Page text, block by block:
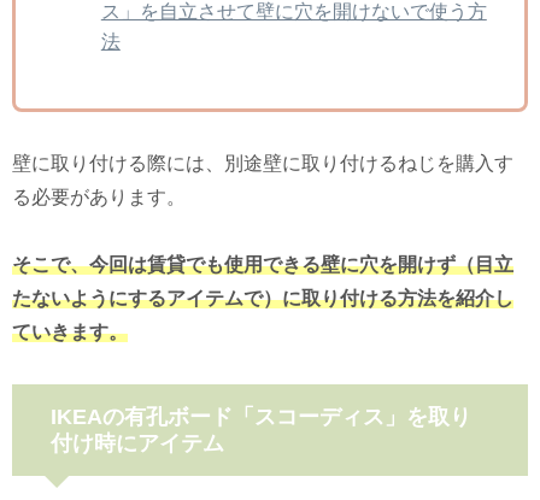
ス」を自立させて壁に穴を開けないで使う方
法
壁に取り付ける際には、別途壁に取り付けるねじを購入す
る必要があります。
そこで、今回は賃貸でも使用できる壁に穴を開けず（目立
たないようにするアイテムで）に取り付ける方法を紹介し
ていきます。
IKEAの有孔ボード「スコーディス」を取り
付け時にアイテム